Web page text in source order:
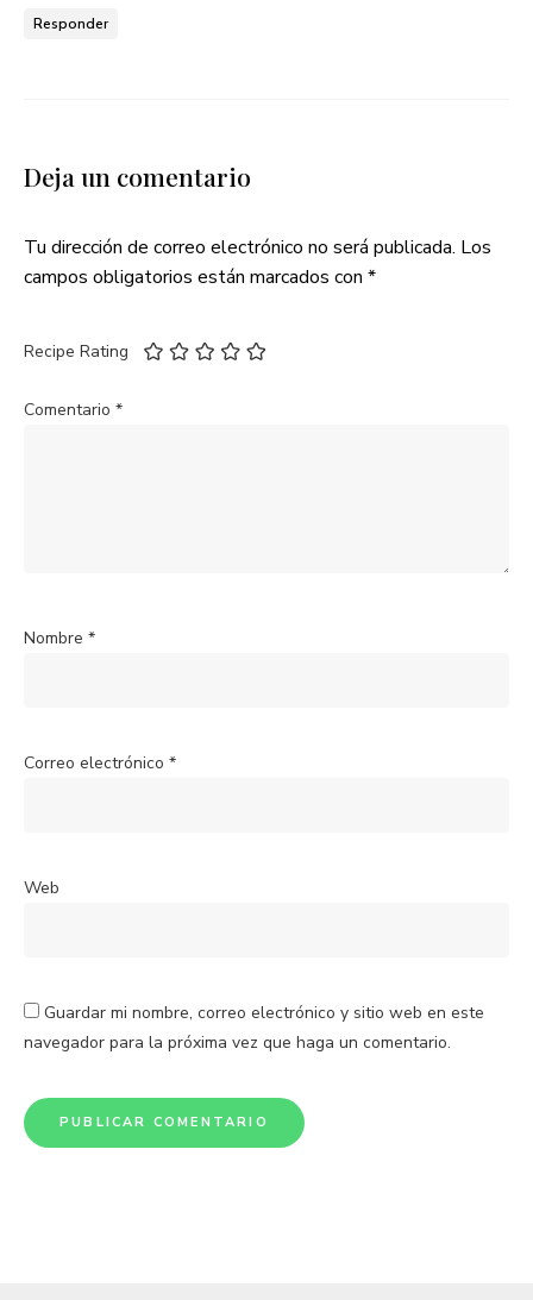
Responder
Deja un comentario
Tu dirección de correo electrónico no será publicada. Los
campos obligatorios están marcados con *
Recipe Rating
Comentario *
Nombre *
Correo electrónico *
Web
Guardar mi nombre, correo electrónico y sitio web en este
navegador para la próxima vez que haga un comentario.